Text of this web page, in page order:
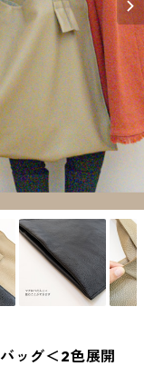
ッグ＜2色展開